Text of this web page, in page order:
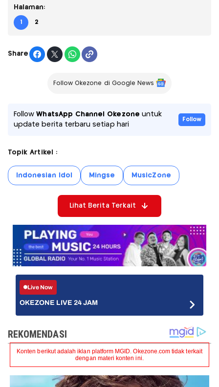
Halaman:
1 2
Share
Follow Okezone di Google News
FollowWhatsApp Channel Okezone untuk
update berita terbaru setiap hari
Follow
Topik Artikel :
Indonesian Idol Mingse MusicZone
Lihat Berita Terkait
Live Now
OKEZONE LIVE 24 JAM